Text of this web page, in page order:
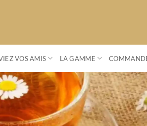
VOS AMIS LA GAMME